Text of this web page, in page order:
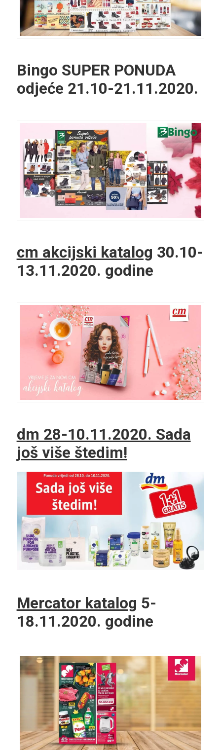
Bingo SUPER PONUDA
odjeće 21.10-21.11.2020.
cm akcijski katalog 30.10-
13.11.2020. godine
dm 28-10.11.2020. Sada
još više štedim!
Mercator katalog 5-
18.11.2020. godine